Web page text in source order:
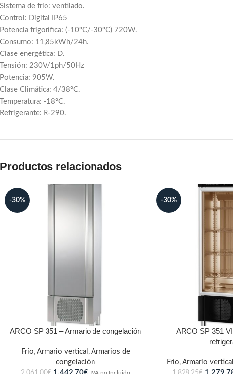
Sistema de frío: ventilado.
Control: Digital IP65
Potencia frigorífica: (-10ºC/-30ºC) 720W.
Consumo: 11,85kWh/24h.
Clase energética: D.
Tensión: 230V/1ph/50Hz
Potencia: 905W.
Clase Climática: 4/38ºC.
Temperatura: -18ºC.
Refrigerante: R-290.
Productos relacionados
-30%
ARCO SP 351 – Armario de congelación
Frío, Armario vertical , Armarios de
congelación
2.061,00€ 1.442,70€ IVA no Incluido
-30%
ARCO SP 351
Frío,Armario vertical
1.828,25€